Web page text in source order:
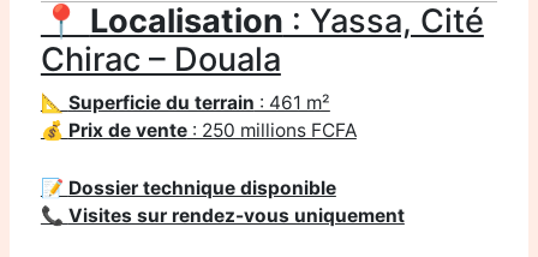
📍 Localisation : Yassa, Cité
Chirac – Douala
📐 Superficie du terrain : 461 m²
💰 Prix de vente: 250 millions FCFA
📝 Dossier technique disponible
📞 Visites sur rendez-vous uniquement